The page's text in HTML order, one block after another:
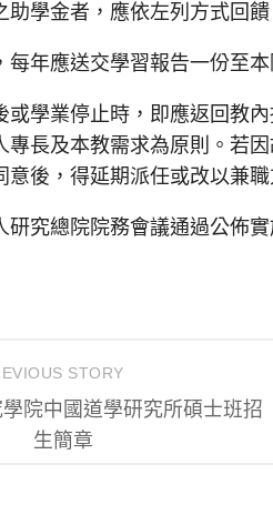
學金者，應依左列方式回饋
年應送交學習報告一份至本
業停止時，即應返回教內
專長及本教需求為原則。若
意後，得延期派任或改以兼
究總院院務會議通過公佈實
STORY
院中國道學研究所碩士班招
生簡章